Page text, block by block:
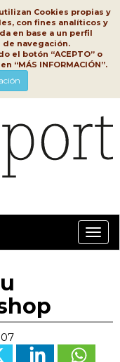
Cookies propias y
con fines analíticos y
en base a un perfil
de navegación.
el botón “ACEPTO” o
“MÁS INFORMACIÓN”.